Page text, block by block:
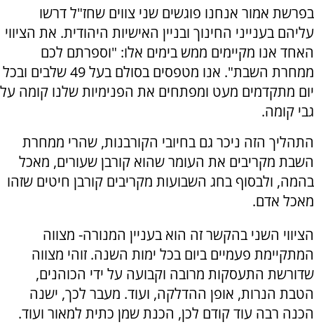
בפרשת אמור אנחנו פוגשים שני צווים שחז"ל דרשו
עליהם בענייני החינוך ובניין האישיות היהודית. את הציווי
האחד אנו מקיימים ממש בימים אלו: "וספרתם לכם
ממחרת השבת". אנו מטפסים בסולם בעל 49 שלבים ובכל
יום מתקדמים מעט ומפתחים את הפנימיות שלנו קומה על
גבי קומה.
התהליך הזה ניכר גם בחיובי הקורבנות, שהרי ממחרת
השבת מקריבים את העומר שהוא קורבן שעורים, מאכל
בהמה, ולבסוף בחג השבועות מקריבים קורבן חיטים שזהו
מאכל אדם.
הציווי השני בהקשר זה הוא בעניין המנורה- מצווה
המתקיימת פעמיים ביום בכל ימות השנה. זוהי מצווה
שדורשת התעסקות מרובה וקבועה על ידי הכוהנים,
הטבת הנרות, אופן ההדלקה, ועוד. מעבר לכך, ישנה
הכנה רבה עוד קודם לכן, הכנת שמן כתית למאור ועוד.